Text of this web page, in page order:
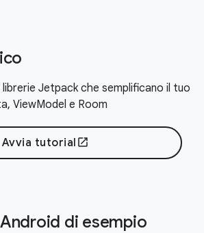
Jetpack che semplificano il tuo
ViewModel e Room
Avvia tutorial open_in_new
di esempio